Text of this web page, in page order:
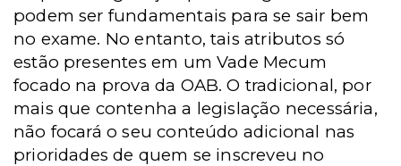
podem ser fundamentais para se sair bem
no exame. No entanto, tais atributos só
estão presentes em um Vade Mecum
focado na prova da OAB. O tradicional, por
mais que contenha a legislação necessária,
não focará o seu conteúdo adicional nas
prioridades de quem se inscreveu no